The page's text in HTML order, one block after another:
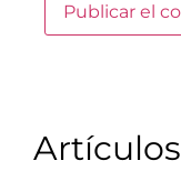
Artículos